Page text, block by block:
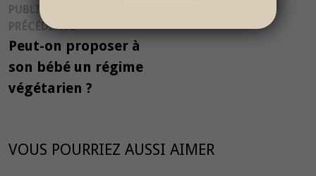
Navigation
de
l’article
PUBLICATION
PRÉCÉDENTEPublication
précédente :
Peut-on proposer à
son bébé un régime
végétarien ?
VOUS POURRIEZ AUSSI AIMER